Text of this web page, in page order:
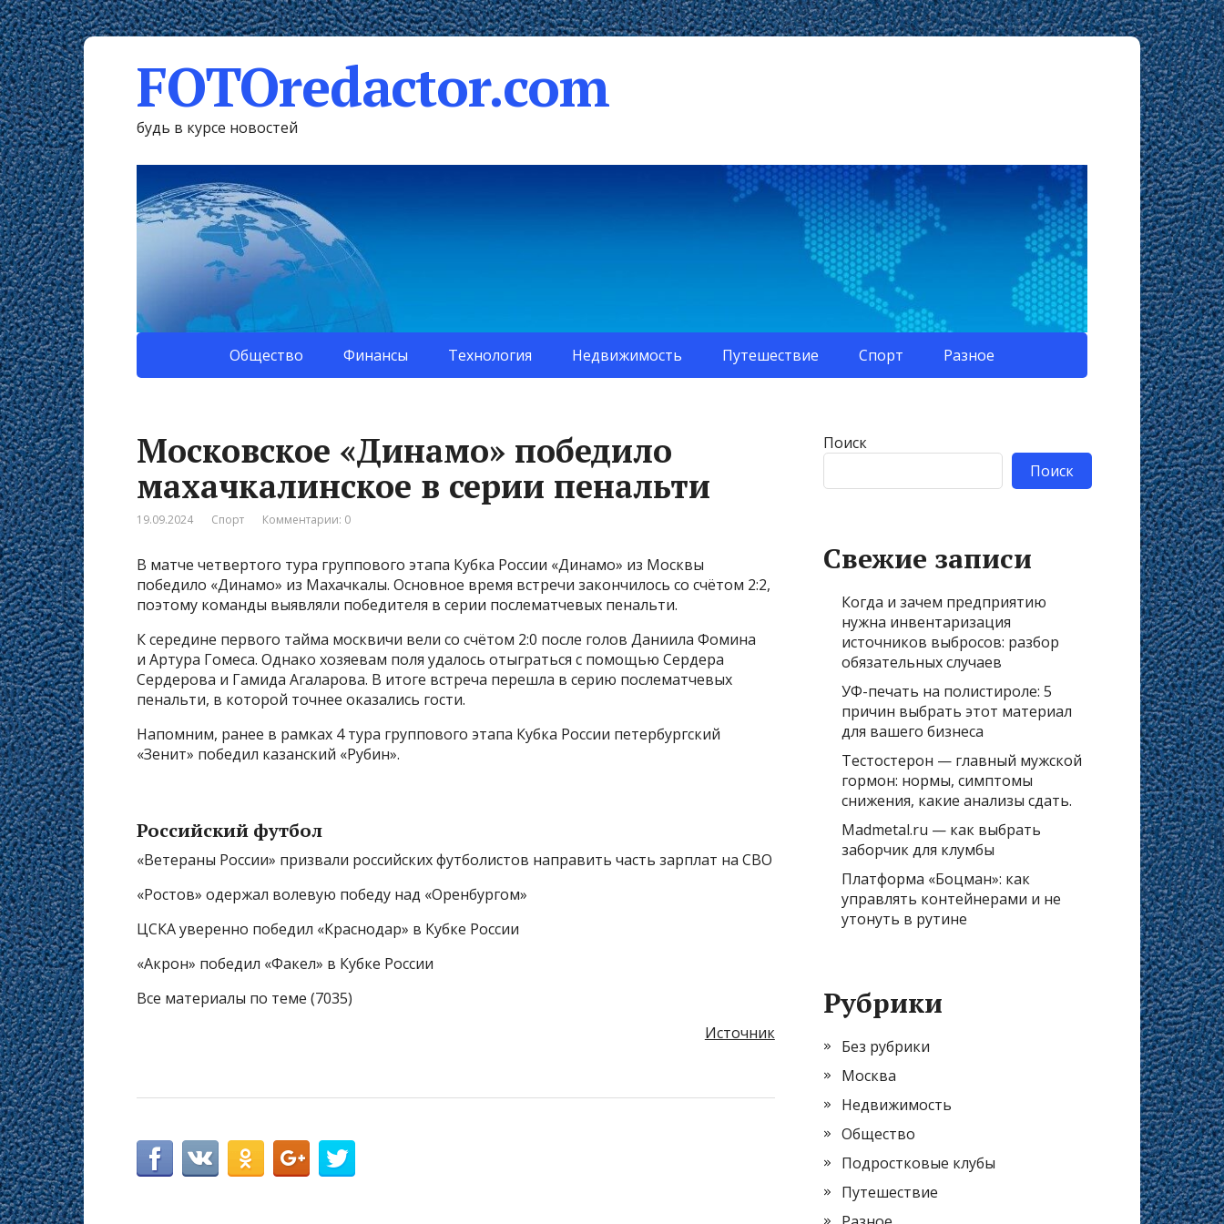
FOTOredactor.com
будь в курсе новостей
Общество Финансы Технология Недвижимость Путешествие Спорт Разное
Московское «Динамо» победило
махачкалинское в серии пенальти
19.09.2024 Спорт Комментарии: 0
В матче четвертого тура группового этапа Кубка России «Динамо» из Москвы
победило «Динамо» из Махачкалы. Основное время встречи закончилось со счётом 2:2,
поэтому команды выявляли победителя в серии послематчевых пенальти.
К середине первого тайма москвичи вели со счётом 2:0 после голов Даниила Фомина
и Артура Гомеса. Однако хозяевам поля удалось отыграться с помощью Сердера
Сердерова и Гамида Агаларова. В итоге встреча перешла в серию послематчевых
пенальти, в которой точнее оказались гости.
Напомним, ранее в рамках 4 тура группового этапа Кубка России петербургский
«Зенит» победил казанский «Рубин».
Российский футбол
«Ветераны России» призвали российских футболистов направить часть зарплат на СВО
«Ростов» одержал волевую победу над «Оренбургом»
ЦСКА уверенно победил «Краснодар» в Кубке России
«Акрон» победил «Факел» в Кубке России
Все материалы по теме (7035)
Источник
Поиск
Поиск
Свежие записи
Когда и зачем предприятию
нужна инвентаризация
источников выбросов: разбор
обязательных случаев
УФ-печать на полистироле: 5
причин выбрать этот материал
для вашего бизнеса
Тестостерон — главный мужской
гормон: нормы, симптомы
снижения, какие анализы сдать.
Madmetal.ru — как выбрать
заборчик для клумбы
Платформа «Боцман»: как
управлять контейнерами и не
утонуть в рутине
Рубрики
Без рубрики
Москва
Недвижимость
Общество
Подростковые клубы
Путешествие